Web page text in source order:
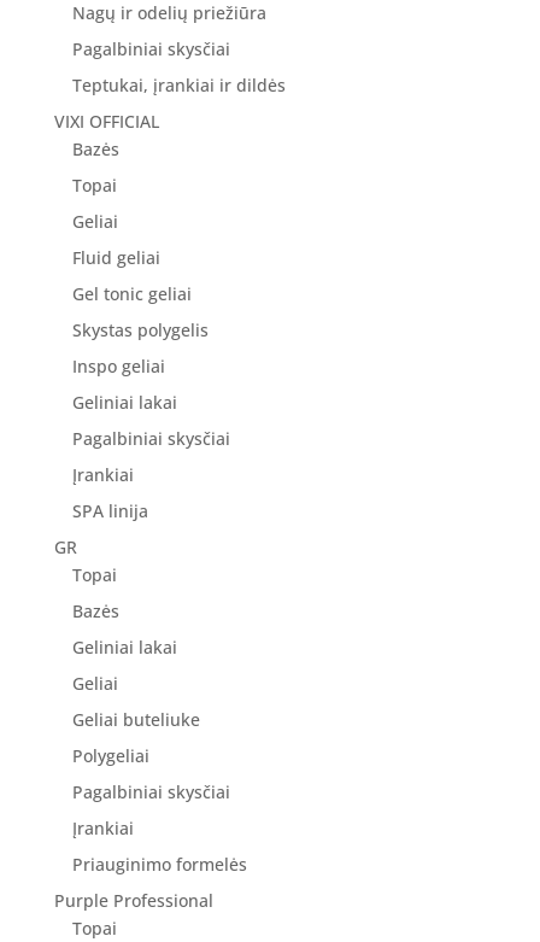
Nagų ir odelių priežiūra
Pagalbiniai skysčiai
Teptukai, įrankiai ir dildės
VIXI OFFICIAL
Bazės
Topai
Geliai
Fluid geliai
Gel tonic geliai
Skystas polygelis
Inspo geliai
Geliniai lakai
Pagalbiniai skysčiai
Įrankiai
SPA linija
GR
Topai
Bazės
Geliniai lakai
Geliai
Geliai buteliuke
Polygeliai
Pagalbiniai skysčiai
Įrankiai
Priauginimo formelės
Purple Professional
Topai